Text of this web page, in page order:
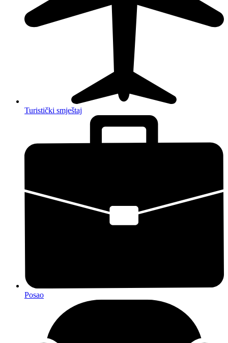
Turistički smještaj
Posao